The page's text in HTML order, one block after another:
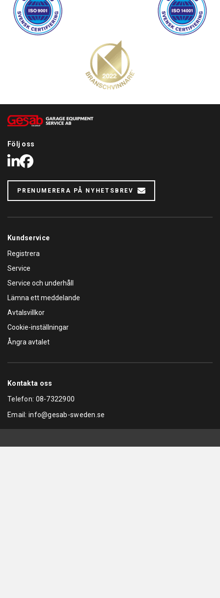
Följ oss
LinkedIn
Facebook
PRENUMERERA PÅ NYHETSBREV
Kundservice
Registrera
Service
Service och underhåll
Lämna ett meddelande
Avtalsvillkor
Cookie-inställningar
Ångra avtalet
Kontakta oss
Telefon: 08-7322900
Email: info@gesab-sweden.se